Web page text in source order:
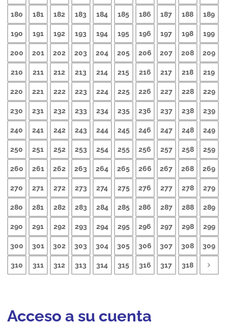
180 181 182 183 184 185 186 187 188 189
190 191 192 193 194 195 196 197 198 199
200 201 202 203 204 205 206 207 208 209
210 211 212 213 214 215 216 217 218 219
220 221 222 223 224 225 226 227 228 229
230 231 232 233 234 235 236 237 238 239
240 241 242 243 244 245 246 247 248 249
250 251 252 253 254 255 256 257 258 259
260 261 262 263 264 265 266 267 268 269
270 271 272 273 274 275 276 277 278 279
280 281 282 283 284 285 286 287 288 289
290 291 292 293 294 295 296 297 298 299
300 301 302 303 304 305 306 307 308 309
310 311 312 313 314 315 316 317 318
Acceso a su cuenta